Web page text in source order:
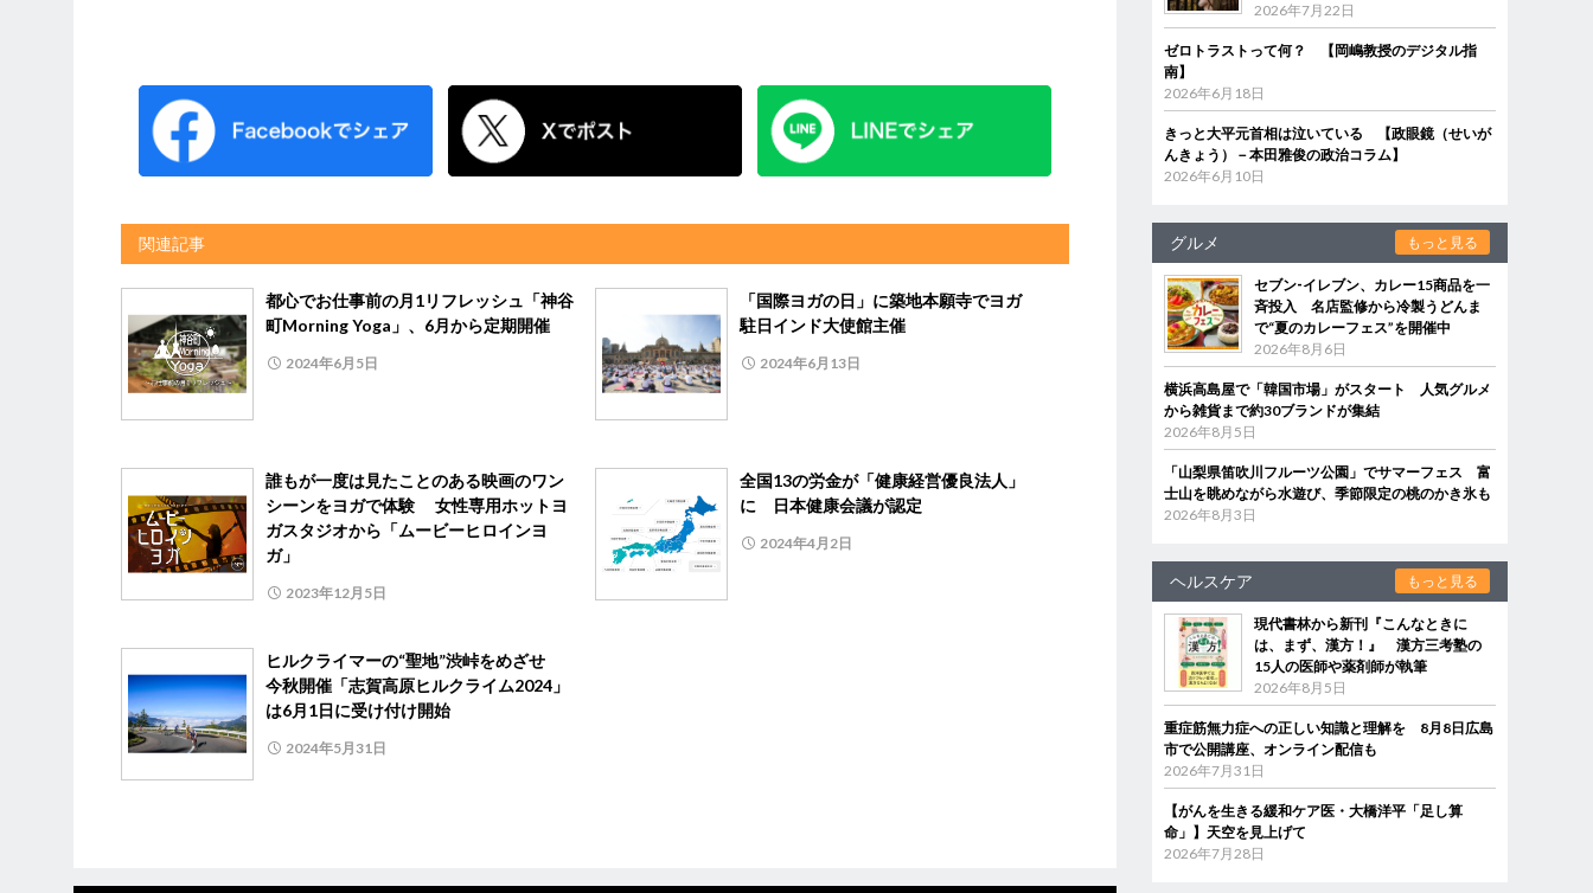
関連記事
都心でお仕事前の月1リフレッシュ「神谷
町Morning Yoga」、6月から定期開催
2024年6月5日
「国際ヨガの日」に築地本願寺でヨガ
駐日インド大使館主催
2024年6月13日
誰もが一度は見たことのある映画のワン
シーンをヨガで体験 女性専用ホットヨ
ガスタジオから「ムービーヒロインヨ
ガ」
2023年12月5日
全国13の労金が「健康経営優良法人」
に 日本健康会議が認定
2024年4月2日
ヒルクライマーの“聖地”渋峠をめざせ
今秋開催「志賀高原ヒルクライム2024」
は6月1日に受け付け開始
2024年5月31日
2026年7月22日
ゼロトラストって何？ 【岡嶋教授のデジタル指
南】
2026年6月18日
きっと大平元首相は泣いている 【政眼鏡（せいが
んきょう）－本田雅俊の政治コラム】
2026年6月10日
グルメ もっと見る
セブン‐イレブン、カレー15商品を一
斉投入 名店監修から冷製うどんま
で“夏のカレーフェス”を開催中
2026年8月6日
横浜高島屋で「韓国市場」がスタート 人気グルメ
から雑貨まで約30ブランドが集結
2026年8月5日
「山梨県笛吹川フルーツ公園」でサマーフェス 富
士山を眺めながら水遊び、季節限定の桃のかき氷も
2026年8月3日
ヘルスケア もっと見る
現代書林から新刊『こんなときに
は、まず、漢方！』 漢方三考塾の
15人の医師や薬剤師が執筆
2026年8月5日
重症筋無力症への正しい知識と理解を 8月8日広島
市で公開講座、オンライン配信も
2026年7月31日
【がんを生きる緩和ケア医・大橋洋平「足し算
命」】天空を見上げて
2026年7月28日